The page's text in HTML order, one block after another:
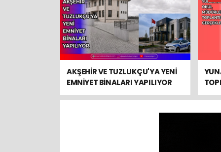
AKŞEHİR VE TUZLUKÇU'YA YENİ
EMNİYET BİNALARI YAPILIYOR